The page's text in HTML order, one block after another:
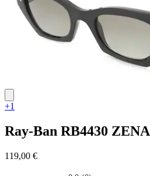
+1
Ray-Ban RB4430 ZENA
119,00 €